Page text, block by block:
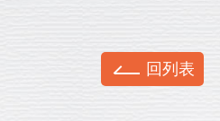
回列表